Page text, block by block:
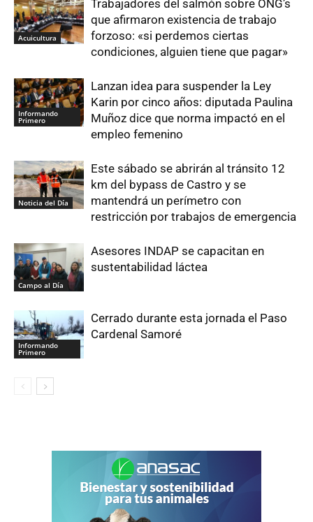
Acuicultura
Trabajadores del salmón sobre ONG’s
que afirmaron existencia de trabajo
forzoso: «si perdemos ciertas
condiciones, alguien tiene que pagar»
Informando
Primero
Lanzan idea para suspender la Ley
Karin por cinco años: diputada Paulina
Muñoz dice que norma impactó en el
empleo femenino
Noticia del Día
Este sábado se abrirán al tránsito 12
km del bypass de Castro y se
mantendrá un perímetro con
restricción por trabajos de emergencia
Campo al Día
Asesores INDAP se capacitan en
sustentabilidad láctea
Informando
Primero
Cerrado durante esta jornada el Paso
Cardenal Samoré